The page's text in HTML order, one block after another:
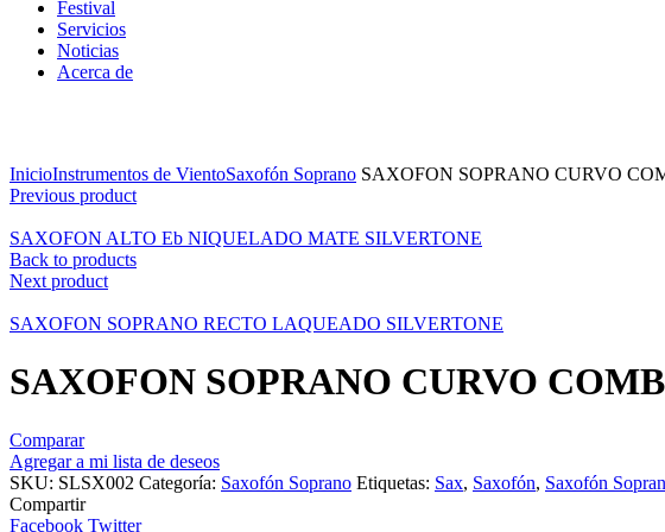
Festival
Servicios
Noticias
Acerca de
InicioInstrumentos de VientoSaxofón Soprano SAXOFON SOPRANO CURVO
Previous product
SAXOFON ALTO Eb NIQUELADO MATE SILVERTONE
Back to products
Next product
SAXOFON SOPRANO RECTO LAQUEADO SILVERTONE
SAXOFON SOPRANO CURVO
Comparar
Agregar a mi lista de deseos
SKU: SLSX002 Categoría: Saxofón Soprano Etiquetas: Sax, Saxofón, Saxofón
Compartir
Facebook Twitter